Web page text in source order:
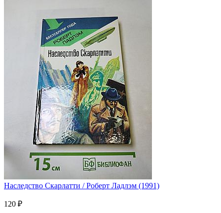
Наследство Скарлатти / Роберт Ладлэм (1991)
120 ₽